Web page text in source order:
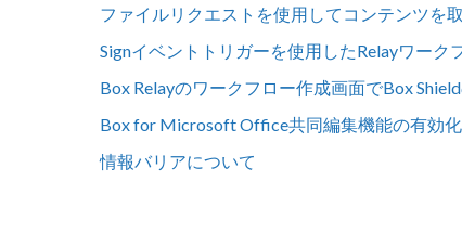
ファイルリクエストを使用してコンテンツを
Signイベントトリガーを使用したRelayワー
Box Relayのワークフロー作成画面でBox
Box for Microsoft Office共同編集機能の有効
情報バリアについて